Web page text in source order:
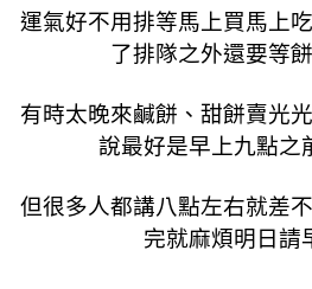
運氣好不用排等馬上買馬上
了排隊之外還要等
有時太晚來鹹餅、甜餅賣光
說最好是早上九點之
但很多人都講八點左右就差
完就麻煩明日請